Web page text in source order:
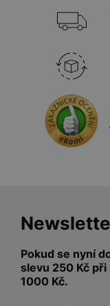
Pokud se nyní
slevu 250 Kč
1000 Kč.